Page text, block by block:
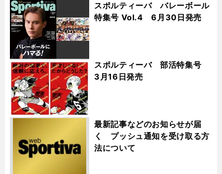
スポルティーバ バレーボール
特集号 Vol.4 6月30日発売
スポルティーバ 部活特集号
3月16日発売
最新記事などのお知らせが届
く プッシュ通知を受け取る方
法について